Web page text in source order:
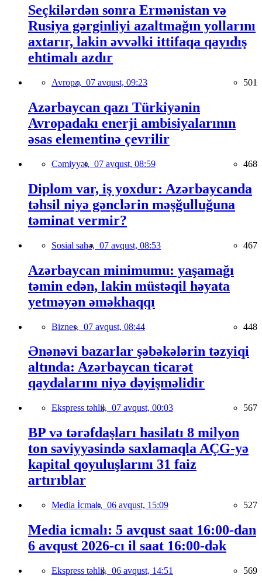
Seçkilərdən sonra Ermənistan və
Rusiya gərginliyi azaltmağın yollarını
axtarır, lakin əvvəlki ittifaqa qayıdış
ehtimalı azdır
Avropa, 07 avqust, 09:23 501
Azərbaycan qazı Türkiyənin
Avropadakı enerji ambisiyalarının
əsas elementinə çevrilir
Cəmiyyət, 07 avqust, 08:59 468
Diplom var, iş yoxdur: Azərbaycanda
təhsil niyə gənclərin məşğulluğuna
təminat vermir?
Sosial sahə, 07 avqust, 08:53 467
Azərbaycan minimumu: yaşamağı
təmin edən, lakin müstəqil həyata
yetməyən əməkhaqqı
Biznes, 07 avqust, 08:44 448
Ənənəvi bazarlar şəbəkələrin təzyiqi
altında: Azərbaycan ticarət
qaydalarını niyə dəyişməlidir
Ekspress təhlil, 07 avqust, 00:03 567
BP və tərəfdaşları hasilatı 8 milyon
ton səviyyəsində saxlamaqla AÇG-yə
kapital qoyuluşlarını 31 faiz
artırıblar
Media İcmalı, 06 avqust, 15:09 527
Media icmalı: 5 avqust saat 16:00-dan
6 avqust 2026-cı il saat 16:00-dək
Ekspress təhlil, 06 avqust, 14:51 569